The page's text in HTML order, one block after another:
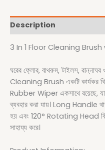
Description
3 In 1 Floor Cleaning
ঘরের ফ্লোর, বাথরুম, টাইলস,
Cleaning Brush একটি কার্যকর
Rubber Wiper একসাথে রয়েছে, যা
ব্যবহার করা যায়। Long Handle
হয় এবং 120° Rotating Head
সাহায্য করে।